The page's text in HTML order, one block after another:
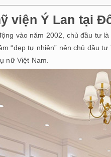
viện Ý Lan tại
vào năm 2002, chủ đầu tư
“đẹp tự nhiên” nên chủ đầu
nữ Việt Nam.